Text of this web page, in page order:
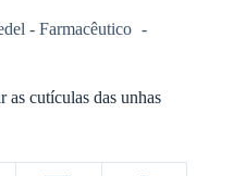
- Farmacêutico
as cutículas das unhas